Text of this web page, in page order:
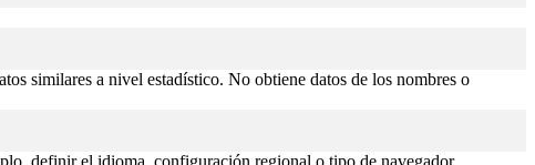
similares a nivel estadístico. No obtiene datos de los nombres o